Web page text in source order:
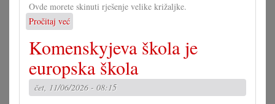
Ovde morete skinuti rješenje velike križaljke.
Pročitaj već
Rješenje
velike
križaljke
za
misec
maj
Komenskyjeva škola je
europska škola
čet, 11/06/2026 - 08:15